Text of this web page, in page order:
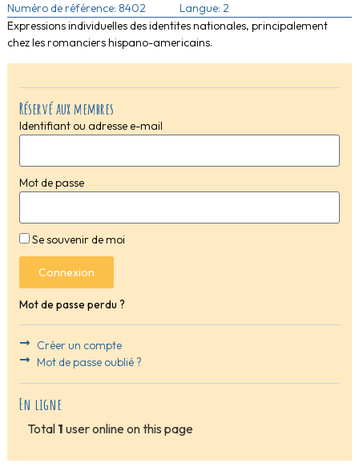
Réservé aux membres
Identifiant ou adresse e-mail
Mot de passe
Se souvenir de moi
Connexion
Mot de passe perdu ?
Créer un compte
Mot de passe oublié ?
En ligne
Total 1 user online on this page
Numéro de référence: 8402
Langue: 2
Expressions individuelles des identites nationales, principalement
chez les romanciers hispano-americains.